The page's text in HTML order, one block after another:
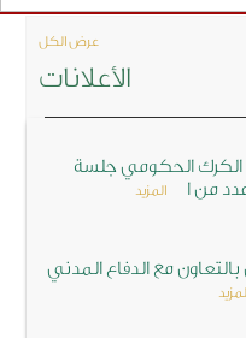
الأعلانات
عرض الكل
جلسة
المزيد
مع الدفاع المدني